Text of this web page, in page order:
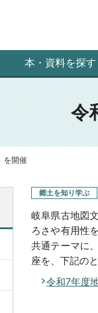
本・資料を探す
令
を開催
郷土を知り学ぶ
岐阜県古地図
ろさや有用性
共通テーマに
座を、下記の
令和7年度